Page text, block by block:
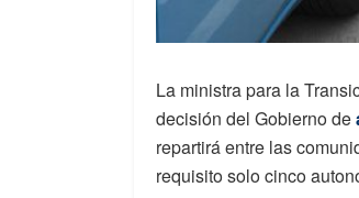
La ministra para la
decisión del Gobierno de
repartirá entre las
requisito solo cinco